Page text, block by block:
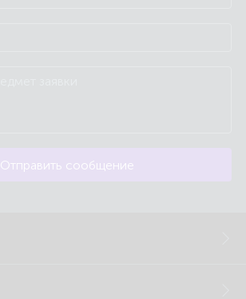
Отправить сообщение